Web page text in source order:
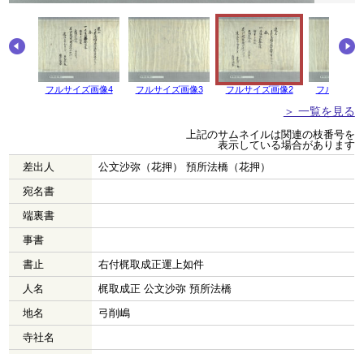
フルサイズ画像4 フルサイズ画像3 フルサイズ画像2 フルサイズ
＞ 一覧を見る
上記のサムネイルは関連の枝番号を
表示している場合があります
差出人
公文沙弥（花押） 預所法橋（花押）
宛名書
端裏書
事書
書止
右付梶取成正運上如件
人名
梶取成正 公文沙弥 預所法橋
地名
弓削嶋
寺社名